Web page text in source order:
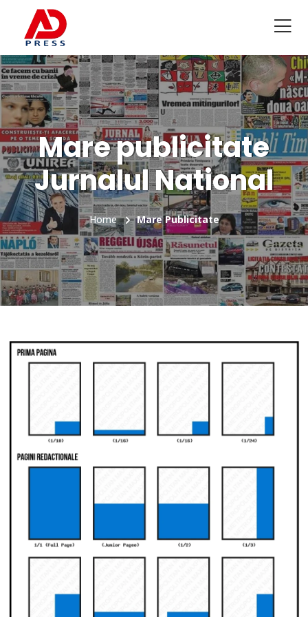
Mare publicitate
Jurnalul National
Home Mare Publicitate